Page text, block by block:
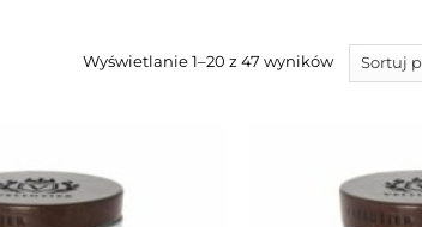
Wyświetlanie 1–20 z 47 wyników